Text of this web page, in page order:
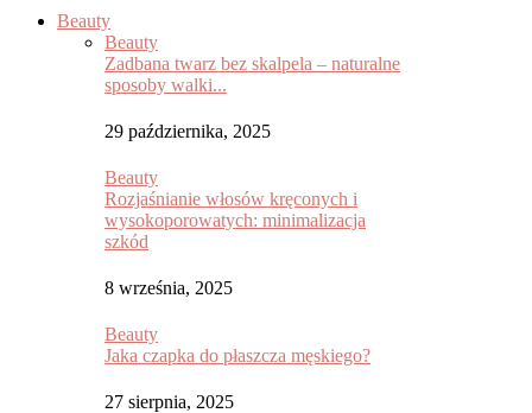
Beauty
Beauty
Zadbana twarz bez skalpela – naturalne
sposoby walki...
29 października, 2025
Beauty
Rozjaśnianie włosów kręconych i
wysokoporowatych: minimalizacja
szkód
8 września, 2025
Beauty
Jaka czapka do płaszcza męskiego?
27 sierpnia, 2025